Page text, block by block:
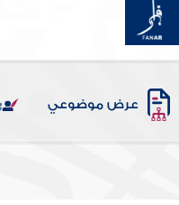
عرض موضوعي